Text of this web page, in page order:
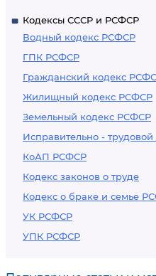
Кодексы СССР и РСФСР
Водный кодекс РСФСР
ГПК РСФСР
Гражданский кодекс
Жилищный кодекс РСФСР
Земельный кодекс РСФСР
Исправительно -
КоАП РСФСР
Кодекс законов о труде
Кодекс о браке и семье
УК РСФСР
УПК РСФСР